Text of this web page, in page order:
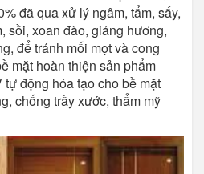
đã qua xử lý ngâm, tẩm, sấy,
sồi, xoan đào, giáng hương,
để tránh mối mọt và cong
mặt hoàn thiện sản phẩm
động hóa tạo cho bề mặt
chống trầy xước, thẩm mỹ